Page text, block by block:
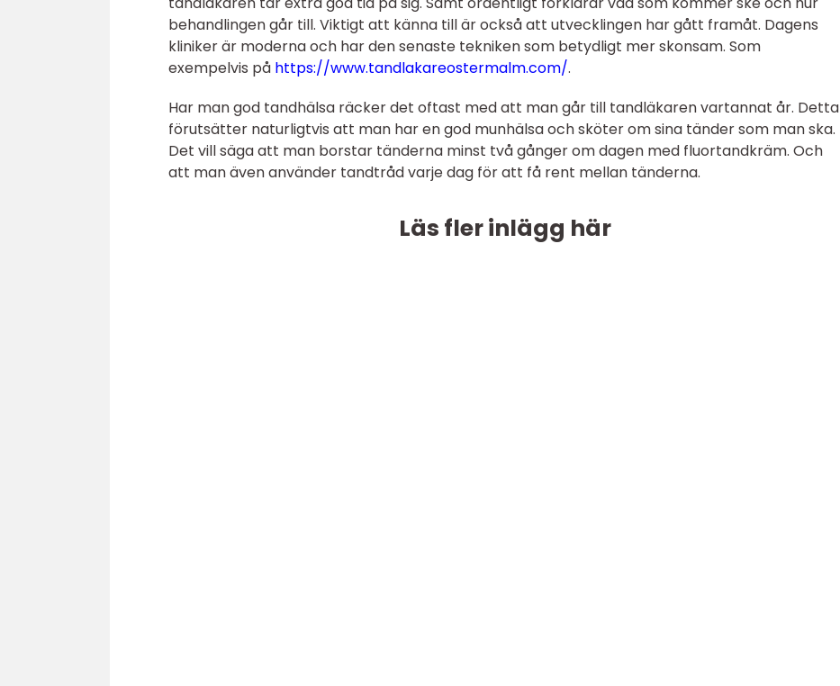
behandlingen går till. Viktigt att känna till är också att utvecklingen har gått framåt. Dagens
kliniker är moderna och har den senaste tekniken som betydligt mer skonsam. Som
exempelvis på https://www.tandlakareostermalm.com/.
Har man god tandhälsa räcker det oftast med att man går till tandläkaren vartannat år. Detta
förutsätter naturligtvis att man har en god munhälsa och sköter om sina tänder som man ska.
Det vill säga att man borstar tänderna minst två gånger om dagen med fluortandkräm. Och
att man även använder tandtråd varje dag för att få rent mellan tänderna.
Läs fler inlägg här